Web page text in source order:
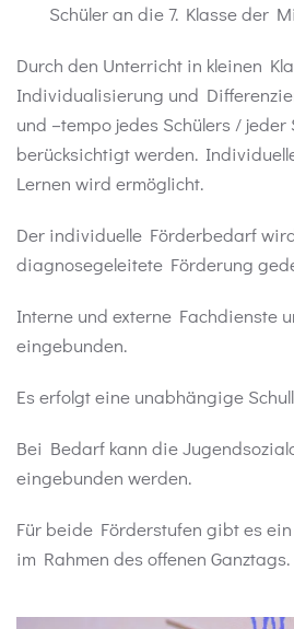
Schüler an die 7. Klasse der
Durch den Unterricht in kleinen
Individualisierung und
und –tempo jedes Schülers / jeder
berücksichtigt werden.
Lernen wird ermöglicht.
Der individuelle Förderbedarf
diagnosegeleitete Förderung
Interne und externe Fachdienste
eingebunden.
Es erfolgt eine unabhängige
Bei Bedarf kann die
eingebunden werden.
Für beide Förderstufen gibt es
im Rahmen des offenen Ganztags.